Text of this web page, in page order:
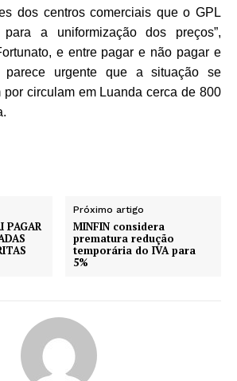
dos centros comerciais que o GPL
a uniformização dos preços”,
e entre pagar e não pagar e
parece urgente que a situação se
por circulam em Luanda cerca de 800
PAGAR
Próximo artigo
MINFIN considera
prematura redução
temporária do IVA para
5%